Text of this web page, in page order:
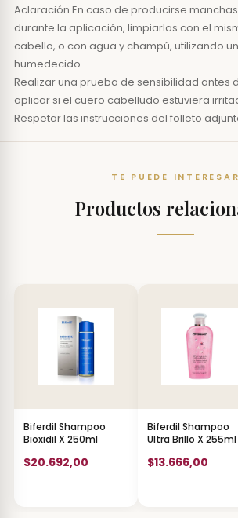
Aclaración En caso de producirse
durante la aplicación, limpiarlas con el
cabello, o con agua y champú, utilizando
humedecido.
Realizar una prueba de sensibilidad antes
aplicar si el cuero cabelludo estuviera
Respetar las instrucciones del folleto
TE PUEDE INTERESAR
Productos
Biferdil Shampoo
Bioxidil X 250ml
$20.692,00
Biferdil Shampoo
Ultra Brillo X 255ml
$13.666,00